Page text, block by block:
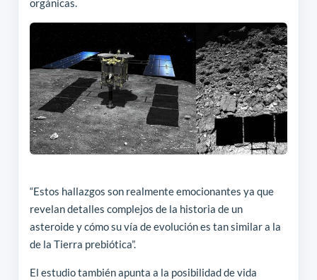
orgánicas.
“Estos hallazgos son realmente emocionantes ya que
revelan detalles complejos de la historia de un
asteroide y cómo su vía de evolución es tan similar a la
de la Tierra prebiótica”.
El estudio también apunta a la posibilidad de vida